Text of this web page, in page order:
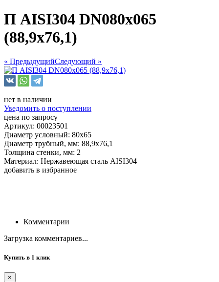
П АISI304 DN080х065
(88,9х76,1)
« ПредыдущийСледующий »
нет в наличии
Уведомить о поступлении
цена по запросу
Артикул: 00023501
Диаметр условный: 80х65
Диаметр трубный, мм: 88,9х76,1
Толщина стенки, мм: 2
Материал: Нержавеющая сталь AISI304
добавить в избранное
Комментарии
Загрузка комментариев...
Купить в 1 клик
×